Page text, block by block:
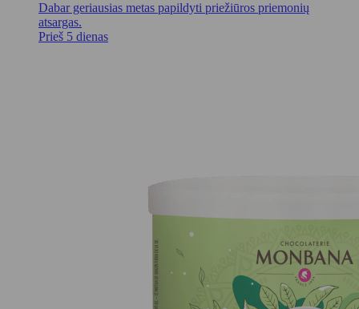
Dabar geriausias metas papildyti priežiūros priemonių
atsargas.
Prieš 5 dienas